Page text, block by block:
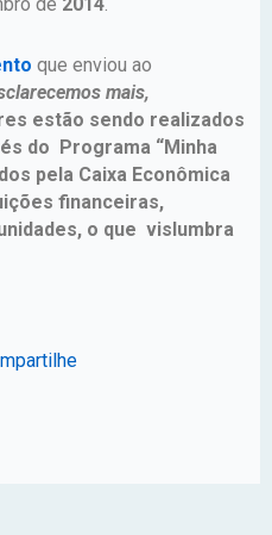
de 2014.
que enviou ao
mais,
estão sendo realizados
do Programa “Minha
pela Caixa Econômica
financeiras,
o que vislumbra